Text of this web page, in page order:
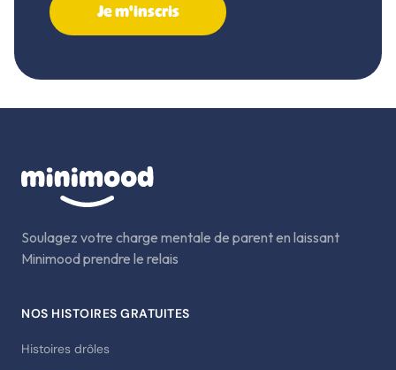
Soulagez votre charge mentale de parent en laissant
Minimood prendre le relais
NOS HISTOIRES GRATUITES
Histoires drôles